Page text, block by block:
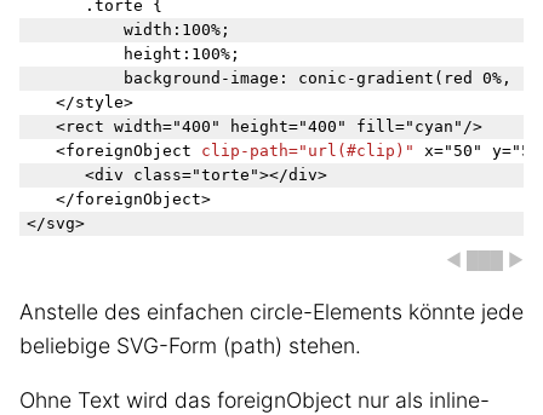
	<foreignObject
clip-path="url(#clip)"
x="50"
◀ ███ ▶
Anstelle des einfachen circle-Elements könnte jede
beliebige SVG-Form (path) stehen.
Ohne Text wird das foreignObject nur als inline-